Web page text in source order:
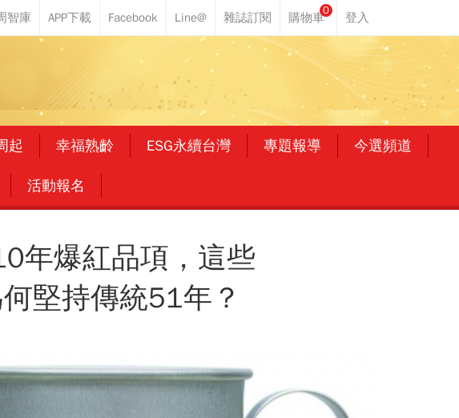
0
起 幸福熟齡 ESG永續台灣 專題報導 今選頻道
活動報名
年爆紅品項，這些
堅持傳統51年？